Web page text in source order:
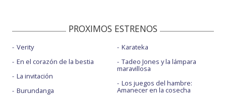
PROXIMOS ESTRENOS
Verity
En el corazón de la bestia
La invitación
Burundanga
Karateka
Tadeo Jones y la lámpara
maravillosa
Los juegos del hambre:
Amanecer en la cosecha